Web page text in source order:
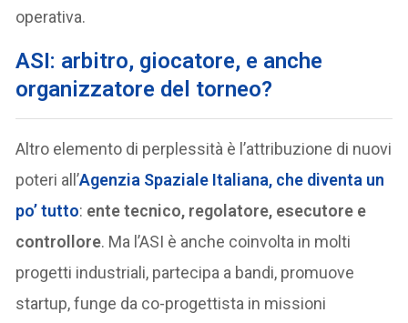
operativa.
ASI: arbitro, giocatore, e anche
organizzatore del torneo?
Altro elemento di perplessità è l’attribuzione di nuovi
poteri all’Agenzia Spaziale Italiana, che diventa un
po’ tutto: ente tecnico, regolatore, esecutore e
controllore. Ma l’ASI è anche coinvolta in molti
progetti industriali, partecipa a bandi, promuove
startup, funge da co-progettista in missioni